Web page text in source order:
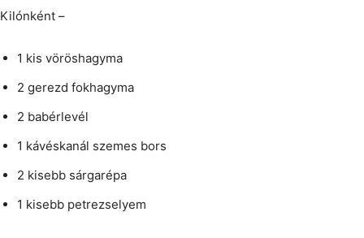
Kilónként –
1 kis vöröshagyma
2 gerezd fokhagyma
2 babérlevél
1 kávéskanál szemes bors
2 kisebb sárgarépa
1 kisebb petrezselyem